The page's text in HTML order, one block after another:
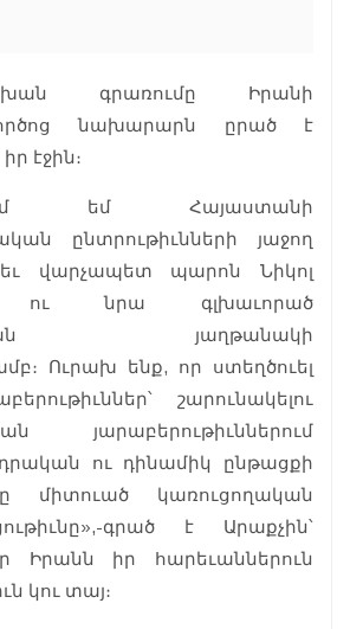
գրառումը Իրանի
նախարարն ըրած է
էջին։
եմ Հայաստանի
ընտրութիւնների յաջող
վարչապետ պարոն Նիկոլ
ու նրա գլխաւորած
յաղթանակի
Ուրախ ենք, որ ստեղծուել
շարունակելու
յարաբերութիւններում
ու դինամիկ ընթացքի
միտուած կառուցողական
գրած է Արաքչին՝
Իրանն իր հարեւաններուն
կու տայ։